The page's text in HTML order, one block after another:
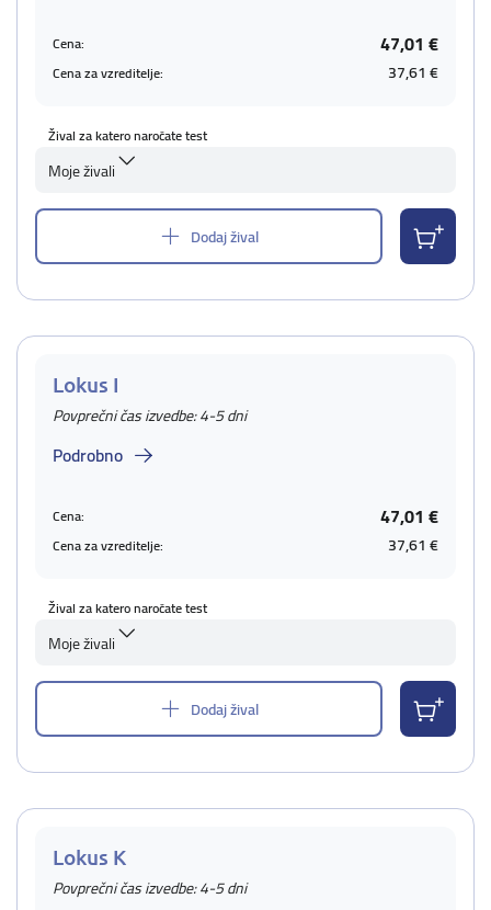
Cena: 47,01 €
Cena za vzreditelje: 37,61 €
Žival za katero naročate test
Moje živali
Dodaj žival
Lokus I
Povprečni čas izvedbe: 4-5 dni
Podrobno
Cena: 47,01 €
Cena za vzreditelje: 37,61 €
Žival za katero naročate test
Moje živali
Dodaj žival
Lokus K
Povprečni čas izvedbe: 4-5 dni